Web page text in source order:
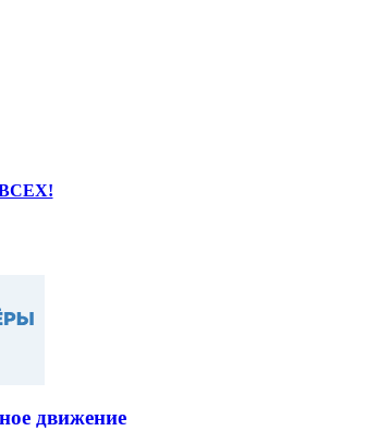
движение